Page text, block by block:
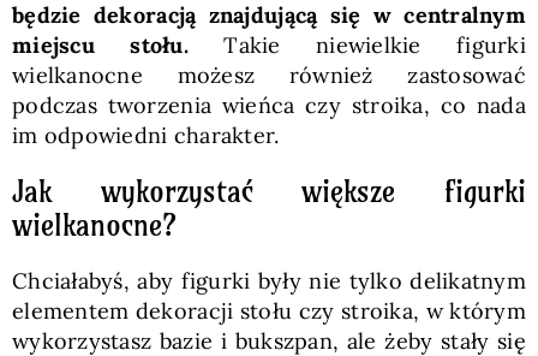
będzie dekoracją znajdującą się w centralnym
miejscu stołu.Takie niewielkie figurki
wielkanocne możesz również zastosować
podczas tworzenia wieńca czy stroika, co nada
im odpowiedni charakter.
Jak wykorzystać większe figurki
wielkanocne?
Chciałabyś, aby figurki były nie tylko delikatnym
elementem dekoracji stołu czy stroika, w którym
wykorzystasz bazie i bukszpan, ale żeby stały się